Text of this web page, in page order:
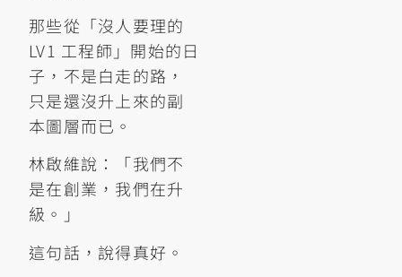
那些從「沒人要理的
LV1 工程師」開始的日
子，不是白走的路，
只是還沒升上來的副
本圖層而已。
林啟維說：「我們不
是在創業，我們在升
級。」
這句話，說得真好。